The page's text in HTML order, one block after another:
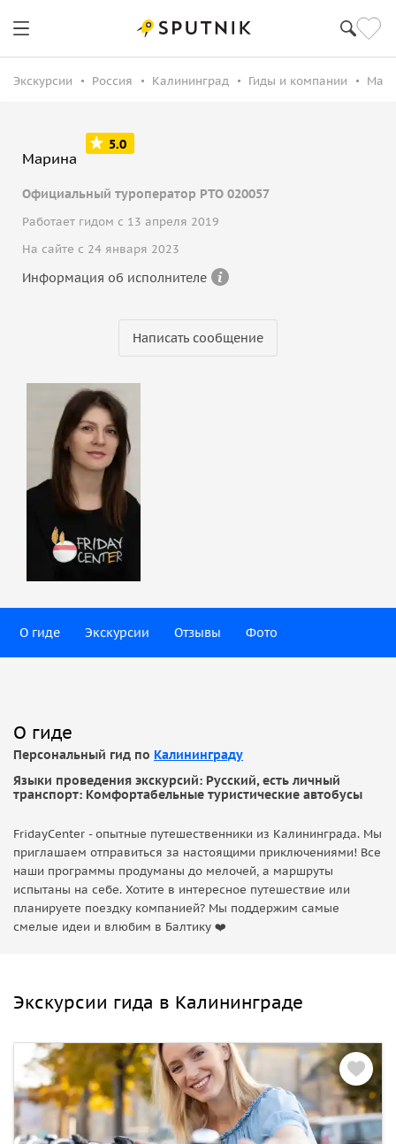
Экскурсии Россия Калининград Гиды и компании
Марина
5.0
Официальный туроператор РТО 020057
Работает гидом с 13 апреля 2019
На сайте с 24 января 2023
Информация об исполнителе
Написать сообщение
О гиде Экскурсии Отзывы Фото
О гиде
Персональный гид по Калининграду
Языки проведения экскурсий: Русский, есть личный
транспорт: Комфортабельные туристические автобусы
FridayCenter - опытные путешественники из Калининграда. Мы
приглашаем отправиться за настоящими приключениями! Все
наши программы продуманы до мелочей, а маршруты
испытаны на себе. Хотите в интересное путешествие или
планируете поездку компанией? Мы поддержим самые
смелые идеи и влюбим в Балтику ❤️
Экскурсии гида в Калининграде